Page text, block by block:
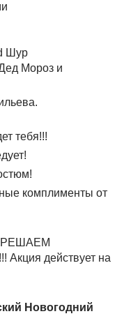
Шур
Мороз и
тебя!!!
комплименты от
действует на
Новогодний